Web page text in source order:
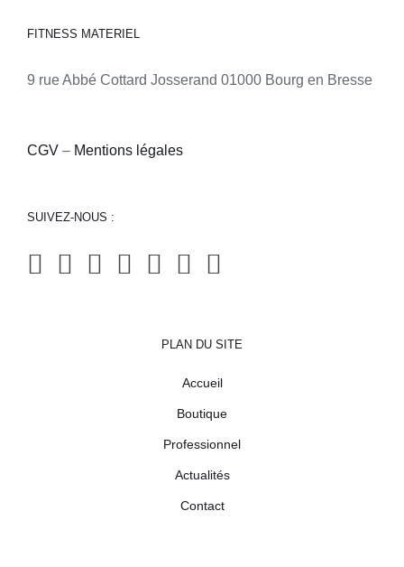
FITNESS MATERIEL
9 rue Abbé Cottard Josserand 01000 Bourg en Bresse
CGV – Mentions légales
SUIVEZ-NOUS :
PLAN DU SITE
Accueil
Boutique
Professionnel
Actualités
Contact